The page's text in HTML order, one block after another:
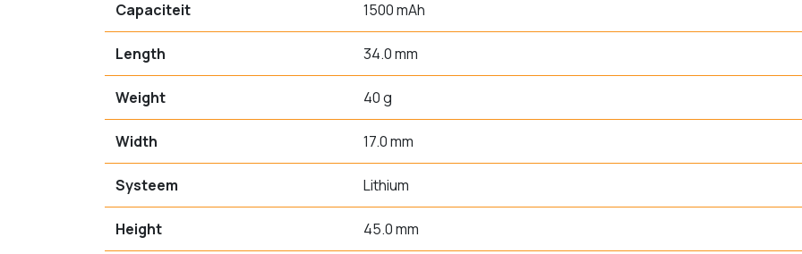
Capaciteit 1500 mAh
Length 34.0 mm
Weight 40 g
Width 17.0 mm
Systeem Lithium
Height 45.0 mm